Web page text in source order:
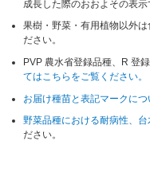
成長した際のおおよその表
果樹・野菜・有用植物以外
ださい。
PVP 農水省登録品種、R 登
てはこちらをご覧ください。
お届け種苗と表記マークにつ
野菜品種における耐病性、
ださい。